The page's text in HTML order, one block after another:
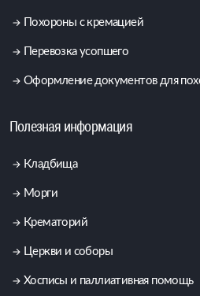
Похороны с кремацией
Перевозка усопшего
Оформление документов для
Полезная информация
Кладбища
Морги
Крематорий
Церкви и соборы
Хосписы и паллиативная помощь